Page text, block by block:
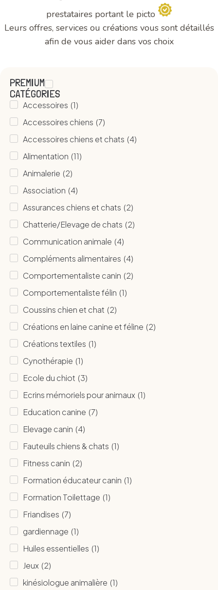
prestataires portant le picto
Leurs offres, services ou créations vous sont détaillés
afin de vous aider dans vos choix
PREMIUM
CATÉGORIES
Accessoires (1)
Accessoires chiens (7)
Accessoires chiens et chats (4)
Alimentation (11)
Animalerie (2)
Association (4)
Assurances chiens et chats (2)
Chatterie/Elevage de chats (2)
Communication animale (4)
Compléments alimentaires (4)
Comportementaliste canin (2)
Comportementaliste félin (1)
Coussins chien et chat (2)
Créations en laine canine et féline (2)
Créations textiles (1)
Cynothérapie (1)
Ecole du chiot (3)
Ecrins mémoriels pour animaux (1)
Education canine (7)
Elevage canin (4)
Fauteuils chiens & chats (1)
Fitness canin (2)
Formation éducateur canin (1)
Formation Toilettage (1)
Friandises (7)
gardiennage (1)
Huiles essentielles (1)
Jeux (2)
kinésiologue animalière (1)